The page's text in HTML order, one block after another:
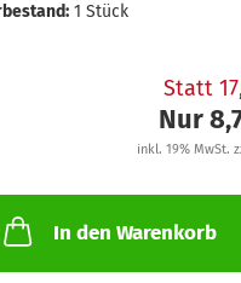
1 Stück
Statt
Nur
inkl. 19% MwSt.
In den Warenkorb